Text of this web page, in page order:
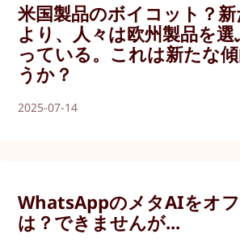
米国製品のボイコット？
より、人々は欧州製品を
っている。これは新たな
うか？
2025-07-14
WhatsAppのメタAIをオ
は？できませんが...